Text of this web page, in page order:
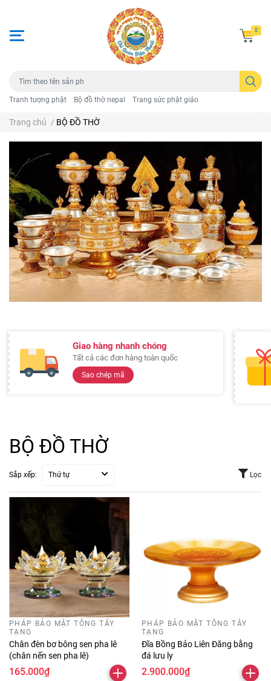
Tranh tượng phật Bộ đồ thờ nepal Trang sức phật giáo
0
Trang chủ / BỘ ĐỒ THỜ
Giao hàng nhanh chóng
Tất cả các đơn hàng toàn quốc
Sao chép mã
BỘ ĐỒ THỜ
Sắp xếp: Thứ tự Lọc
PHÁP BẢO MẬT TÔNG TÂY
TẠNG
Chân đèn bơ bông sen pha lê
(chân nến sen pha lê)
165.000₫
PHÁP BẢO MẬT TÔNG TÂY
TẠNG
Đĩa Bồng Bảo Liên Đăng bằng
đá lưu ly
2.900.000₫